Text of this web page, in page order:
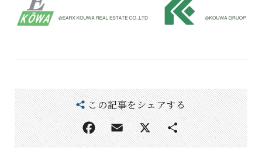
この記事をシェアする